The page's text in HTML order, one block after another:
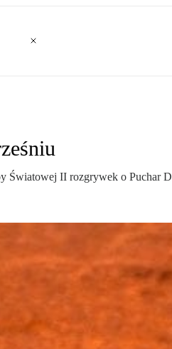
II rozgrywek o Puchar